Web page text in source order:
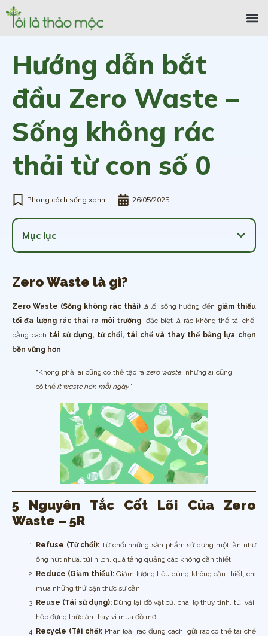
Hướng dẫn bắt
đầu Zero Waste –
Sống không rác
thải từ con số 0
Phong cách sống xanh 26/05/2025
Mục lục
Zero Waste là gì?
Zero Waste (Sống không rác thải)là lối sống hướng đến giảm thiểu
tối đa lượng rác thải ra môi trường, đặc biệt là rác không thể tái chế,
bằng cách tái sử dụng, từ chối, tái chế và thay thế bằng lựa chọn
bền vững hơn.
“Không phải ai cũng có thể tạo razero waste, nhưng ai cũng
có thể ít waste hơn mỗi ngày.”
5 Nguyên Tắc Cốt Lõi Của Zero
Waste – 5R
Refuse (Từ chối): Từ chối những sản phẩm sử dụng một lần như
ống hút nhựa, túi nilon, quà tặng quảng cáo không cần thiết.
Reduce (Giảm thiểu):Giảm lượng tiêu dùng không cần thiết, chỉ
mua những thứ bạn thực sự cần.
Reuse (Tái sử dụng):Dùng lại đồ vật cũ, chai lọ thủy tinh, túi vải,
hộp đựng thức ăn thay vì mua đồ mới.
Recycle (Tái chế):Phân loại rác đúng cách, gửi rác có thể tái chế